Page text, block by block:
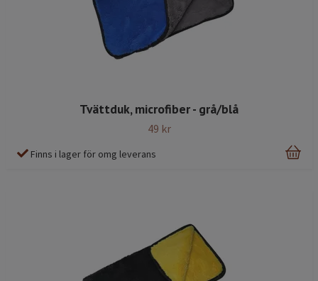
Tvättduk, microfiber - grå/blå
49 kr
Finns i lager för omg leverans